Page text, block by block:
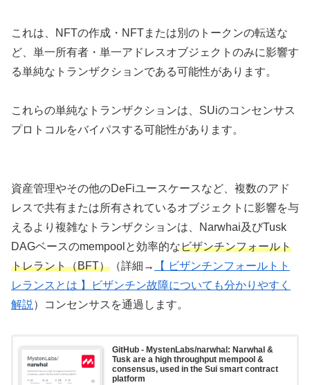
これは、NFTの作成・NFTまたは別のトークンの転送な
ど、単一所有者・単一アドレスオブジェクトのみに影響す
る単純なトランザクションである可能性があります。
これらの単純なトランザクションは、SUiのコンセンサス
プロトコルをバイパスする可能性があります。
資産管理やその他のDeFiユースケースなど、複数のアド
レスで共有または所有されているオブジェクトに影響を与
えるより複雑なトランザクションは、Narwhai及びTusk
DAGベースのmempoolと効率的なビザンチンフォールト
トレラント（BFT） （詳細→
【 ビザンチンフォールトト
レランスとは 】ビザンチン故障についても分かりやすく
解説 ）コンセンサスを通過します。
GitHub - MystenLabs/narwhal: Narwhal &
Tusk are a high throughput mempool &
consensus, used in the Sui smart contract
platform